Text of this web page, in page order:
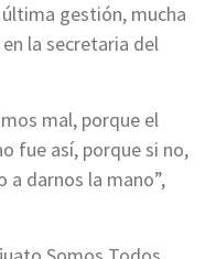
gestión, mucha
la secretaria del
mal, porque el
fue así, porque si no,
a darnos la mano”,